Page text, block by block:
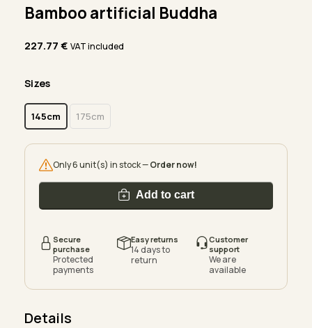
Bamboo artificial Buddha
227.77€ VAT included
Sizes
145cm 175cm
Only 6 unit(s) in stock —Order now!
Add to cart
Secure
purchase
Protected
payments
Easy returns
14 days to
return
Customer
support
We are
available
Details